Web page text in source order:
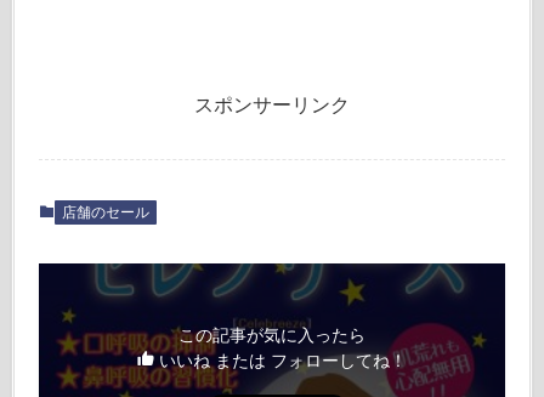
スポンサーリンク
店舗のセール
この記事が気に入ったら
いいね または フォローしてね！